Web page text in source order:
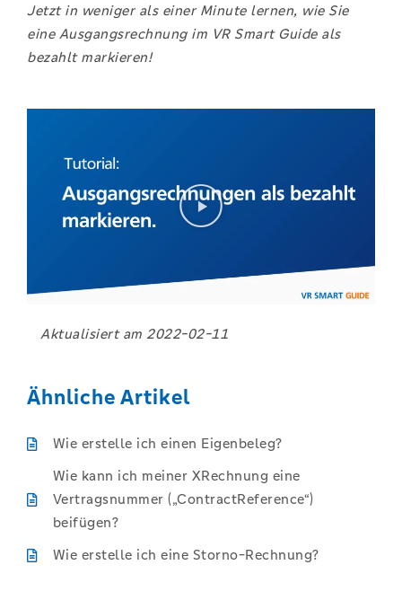
Jetzt in weniger als einer Minute lernen, wie Sie
eine Ausgangsrechnung im VR Smart Guide als
bezahlt markieren!
Aktualisiert am 2022-02-11
Ähnliche Artikel
Wie erstelle ich einen Eigenbeleg?
Wie kann ich meiner XRechnung eine
Vertragsnummer („ContractReference“)
beifügen?
Wie erstelle ich eine Storno-Rechnung?